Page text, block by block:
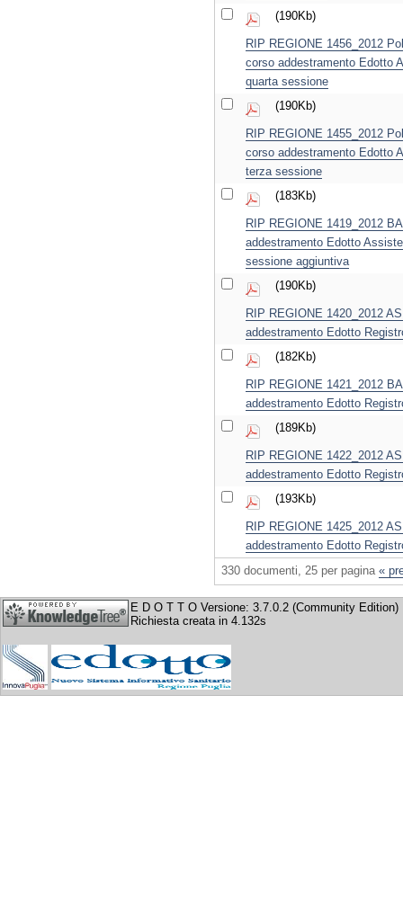
RIP REGIONE 1456_2012
corso addestramento Edotto
quarta sessione
(190Kb)
RIP REGIONE 1455_2012
corso addestramento Edotto
terza sessione
(190Kb)
RIP REGIONE 1419_2012
addestramento Edotto
sessione aggiuntiva
(183Kb)
RIP REGIONE 1420_2012
addestramento Edotto
(190Kb)
RIP REGIONE 1421_2012
addestramento Edotto
(182Kb)
RIP REGIONE 1422_2012
addestramento Edotto
(189Kb)
RIP REGIONE 1425_2012
addestramento Edotto
(193Kb)
330 documenti, 25 per pagina «
E D O T T O Versione: 3.7.0.2 (Community Edition)
Richiesta creata in 4.132s